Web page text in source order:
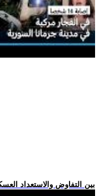
.. بين التفاوض والاستعداد